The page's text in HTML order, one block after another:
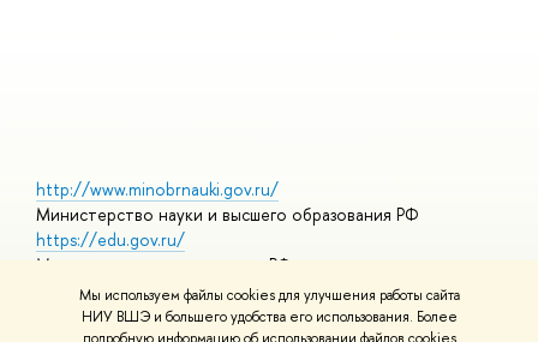
Мы используем файлы cookies для улучшения работы сайта
НИУ ВШЭ и большего удобства его использования. Более
http://www.minobrnauki.gov.ru/
Министерство науки и высшего образования РФ
https://edu.gov.ru/
Министерство просвещения РФ
https://elearning.hse.ru/mooc
Массовые открытые онлайн-курсы